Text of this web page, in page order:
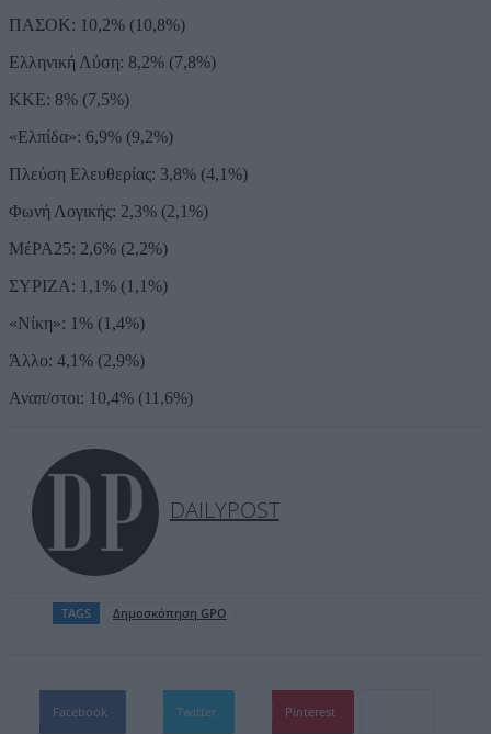
ΠΑΣΟΚ: 10,2% (10,8%)
Ελληνική Λύση: 8,2% (7,8%)
ΚΚΕ: 8% (7,5%)
«Ελπίδα»: 6,9% (9,2%)
Πλεύση Ελευθερίας: 3,8% (4,1%)
Φωνή Λογικής: 2,3% (2,1%)
ΜέΡΑ25: 2,6% (2,2%)
ΣΥΡΙΖΑ: 1,1% (1,1%)
«Νίκη»: 1% (1,4%)
Άλλο: 4,1% (2,9%)
Αναπ/στοι: 10,4% (11,6%)
DAILYPOST
TAGS Δημοσκόπηση GPO
Facebook Twitter Pinterest